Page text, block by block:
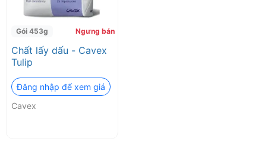
Gói 453g Ngưng bán
Chất lấy dấu - Cavex
Tulip
Đăng nhập để xem giá
Cavex